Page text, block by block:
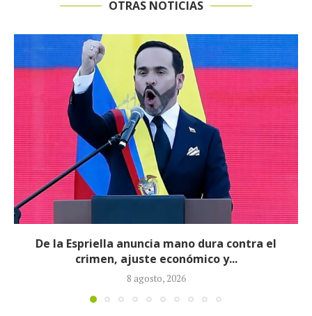
OTRAS NOTICIAS
Crece la controversia por la personería jurídica de
Defensores de la Patria:...
4 agosto, 2026